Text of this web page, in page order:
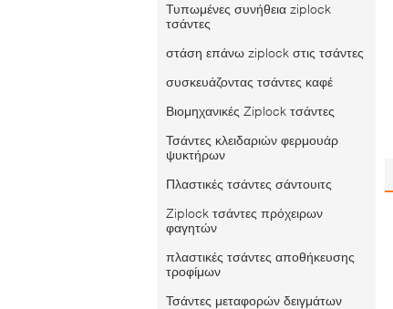
Τυπωμένες συνήθεια ziplock
τσάντες
στάση επάνω ziplock στις τσάντες
συσκευάζοντας τσάντες καφέ
Βιομηχανικές Ziplock τσάντες
Τσάντες κλειδαριών φερμουάρ
ψυκτήρων
Πλαστικές τσάντες σάντουιτς
Ziplock τσάντες πρόχειρων
φαγητών
πλαστικές τσάντες αποθήκευσης
τροφίμων
Τσάντες μεταφορών δειγμάτων